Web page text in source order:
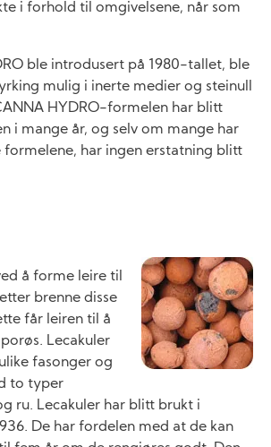
i forhold til omgivelsene, når som
ble introdusert på 1980-tallet, ble
mulig i inerte medier og steinull
HYDRO-formelen har blitt
i mange år, og selv om mange har
har ingen erstatning blitt
Image
å forme leire til
brenne disse
får leiren til å
Lecakuler
fasonger og
to typer
ru. Lecakuler har blitt brukt i
De har fordelen med at de kan